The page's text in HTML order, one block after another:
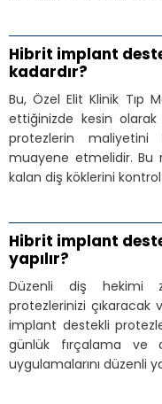
Hibrit implant
kadardır?
Bu, Özel Elit Klinik Tıp
ettiğinizde kesin
protezlerin maliyetini
muayene etmelidir. Bu
kalan diş köklerini
Hibrit implant
yapılır?
Düzenli diş hekimi
protezlerinizi çıkaracak
implant destekli
günlük fırçalama ve
uygulamalarını düzenli